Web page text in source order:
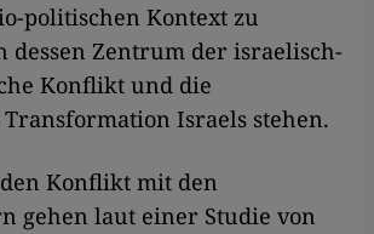
politischen Kontext zu
dessen Zentrum der israelisch-
Konflikt und die
Israels stehen.
Konflikt mit den
gehen laut einer Studie von